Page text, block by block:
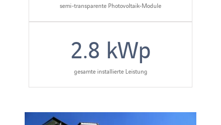
semi-transparente Photovoltaik-Module
2.8 kWp
gesamte installierte Leistung